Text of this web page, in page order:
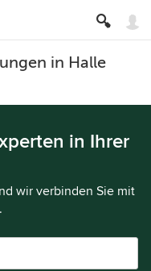
in Halle
in Ihrer
wir verbinden Sie mit